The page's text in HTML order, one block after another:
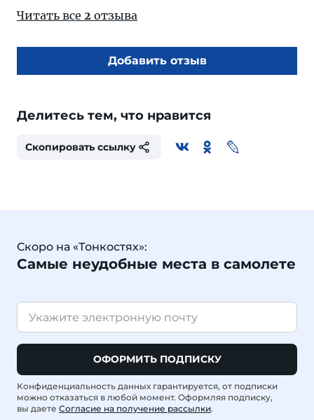
Читать все 2 отзыва
Добавить отзыв
Делитесь тем, что нравится
Скопировать ссылку
Скоро на «Тонкостях»:
Самые неудобные места в самолете
ОФОРМИТЬ ПОДПИСКУ
Конфиденциальность данных гарантируется, от подписки
можно отказаться в любой момент. Оформляя подписку,
вы даете Согласие на получение рассылки.